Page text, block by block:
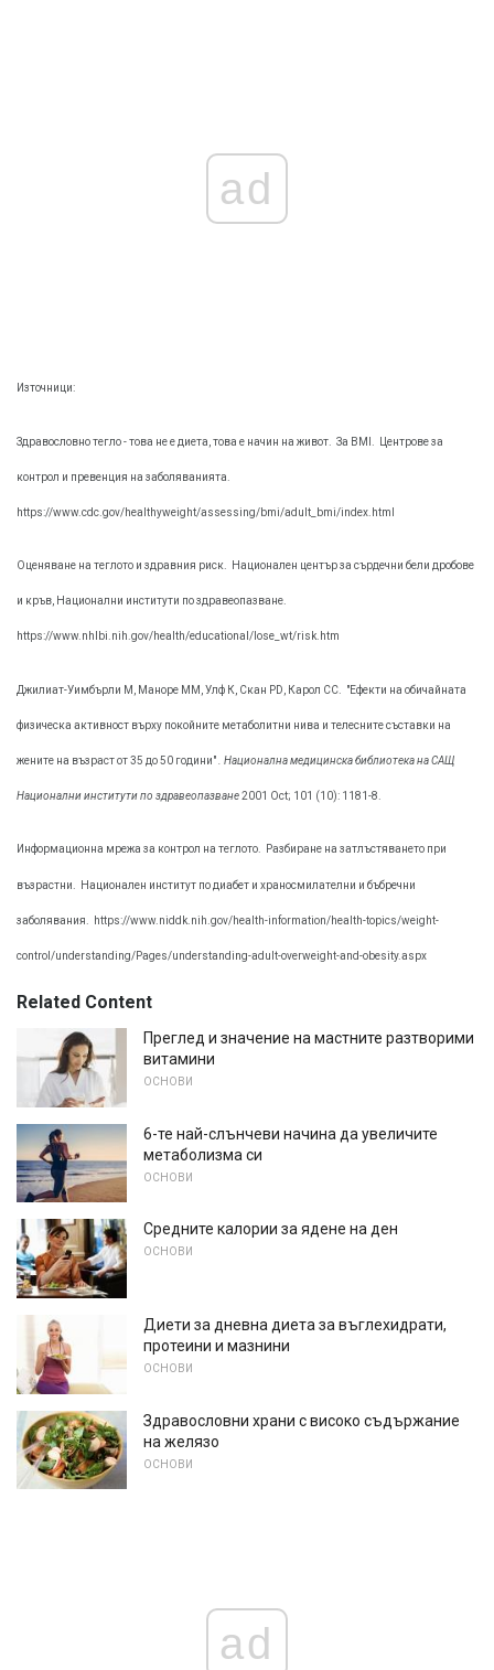
ad
Източници:
Здравословно тегло - това не е диета, това е начин на живот. За BMI. Центрове за
контрол и превенция на заболяванията.
https://www.cdc.gov/healthyweight/assessing/bmi/adult_bmi/index.html
Оценяване на теглото и здравния риск. Национален център за сърдечни бели дробове
и кръв, Национални институти по здравеопазване.
https://www.nhlbi.nih.gov/health/educational/lose_wt/risk.htm
Джилиат-Уимбърли М, Маноре ММ, Улф К, Скан PD, Карол СС. "Ефекти на обичайната
физическа активност върху покойните метаболитни нива и телесните съставки на
жените на възраст от 35 до 50 години" . Национална медицинска библиотека на САЩ
Национални институти по здравеопазване2001 Oct; 101 (10): 1181-8.
Информационна мрежа за контрол на теглото. Разбиране на затлъстяването при
възрастни. Национален институт по диабет и храносмилателни и бъбречни
заболявания. https://www.niddk.nih.gov/health-information/health-topics/weight-
control/understanding/Pages/understanding-adult-overweight-and-obesity.aspx
Related Content
Преглед и значение на мастните разтворими
витамини
ОСНОВИ
6-те най-слънчеви начина да увеличите
метаболизма си
ОСНОВИ
Средните калории за ядене на ден
ОСНОВИ
Диети за дневна диета за въглехидрати,
протеини и мазнини
ОСНОВИ
Здравословни храни с високо съдържание
на желязо
ОСНОВИ
ad